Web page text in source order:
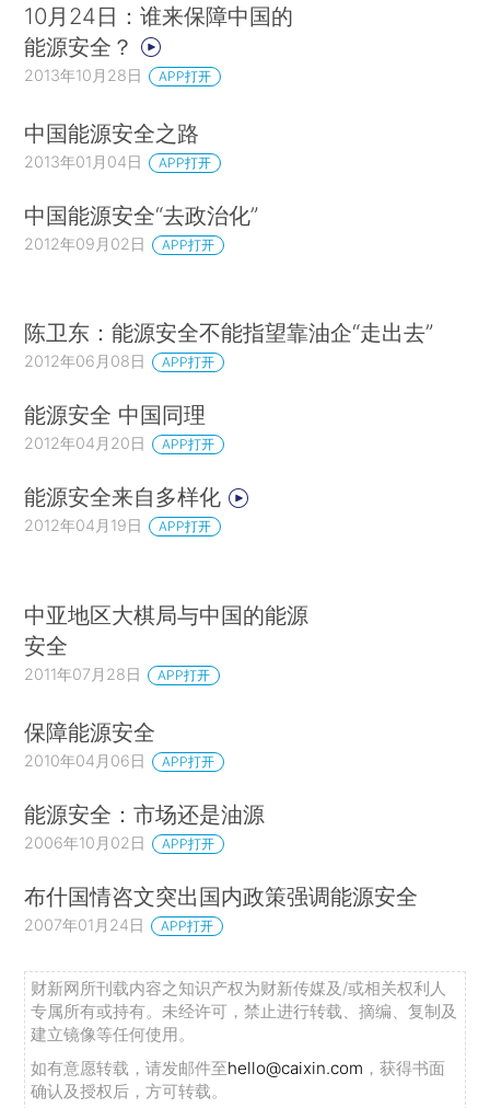
10月24日：谁来保障中国的
能源安全？
2013年10月28日 APP打开
中国能源安全之路
2013年01月04日 APP打开
中国能源安全“去政治化”
2012年09月02日 APP打开
陈卫东：能源安全不能指望靠油企“走出去”
2012年06月08日 APP打开
能源安全 中国同理
2012年04月20日 APP打开
能源安全来自多样化
2012年04月19日 APP打开
中亚地区大棋局与中国的能源
安全
2011年07月28日 APP打开
保障能源安全
2010年04月06日 APP打开
能源安全：市场还是油源
2006年10月02日 APP打开
布什国情咨文突出国内政策强调能源安全
2007年01月24日 APP打开
财新网所刊载内容之知识产权为财新传媒及/或相关权利人
专属所有或持有。未经许可，禁止进行转载、摘编、复制及
建立镜像等任何使用。
如有意愿转载，请发邮件至hello@caixin.com ，获得书面
确认及授权后，方可转载。